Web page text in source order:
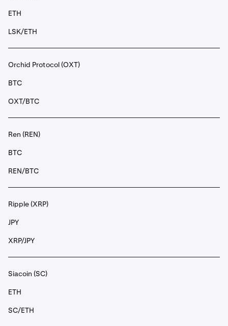
ETH
LSK/ETH
Orchid Protocol (OXT)
BTC
OXT/BTC
Ren (REN)
BTC
REN/BTC
Ripple (XRP)
JPY
XRP/JPY
Siacoin (SC)
ETH
SC/ETH